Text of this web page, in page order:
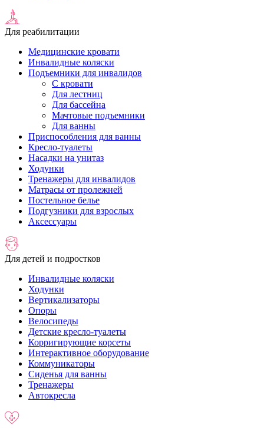
Для реабилитации
Медицинские кровати
Инвалидные коляски
Подъемники для инвалидов
С кровати
Для лестниц
Для бассейна
Мачтовые подъемники
Для ванны
Приспособления для ванны
Кресло-туалеты
Насадки на унитаз
Ходунки
Тренажеры для инвалидов
Матрасы от пролежней
Постельное белье
Подгузники для взрослых
Аксессуары
Для детей и подростков
Инвалидные коляски
Ходунки
Вертикализаторы
Опоры
Велосипеды
Детские кресло-туалеты
Корригирующие корсеты
Интерактивное оборудование
Коммуникаторы
Сиденья для ванны
Тренажеры
Автокресла